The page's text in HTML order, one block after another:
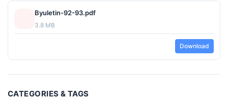
Byuletin-92-93.pdf
3.8 MB
Download
CATEGORIES & TAGS